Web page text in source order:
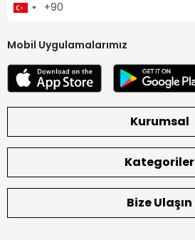
Mobil Uygulamalarımız
Kurumsal
Kategoriler
Bize Ulaşın